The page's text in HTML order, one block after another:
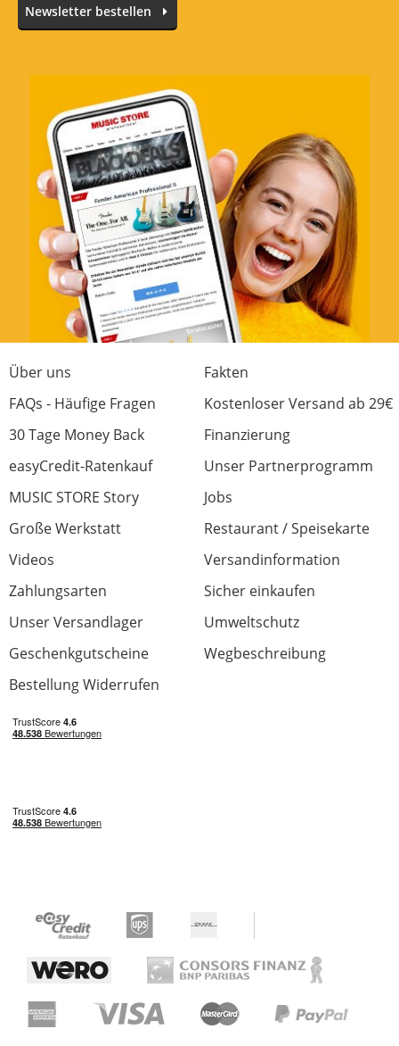
Newsletter bestellen
Über uns
Fakten
FAQs - Häufige Fragen
Kostenloser Versand ab 29€
30 Tage Money Back
Finanzierung
easyCredit-Ratenkauf
Unser Partnerprogramm
MUSIC STORE Story
Jobs
Große Werkstatt
Restaurant / Speisekarte
Videos
Versandinformation
Zahlungsarten
Sicher einkaufen
Unser Versandlager
Umweltschutz
Geschenkgutscheine
Wegbeschreibung
Bestellung Widerrufen